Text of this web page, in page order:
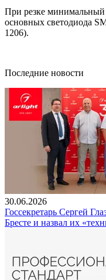
При резке минимальный
основных светодиода
1206).
Последние новости
30.06.2026
Госсекретарь Сергей
Бресте и назвал их